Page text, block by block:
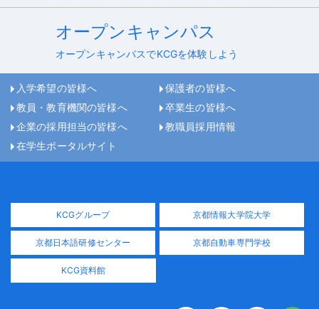
オープンキャンパス
オープンキャンパスでKCGを体験しよう
入学希望の皆様へ
保護者の皆様へ
教員・教育機関の皆様へ
卒業生の皆様へ
企業の採用担当の皆様へ
教職員採用情報
在学生ポータルサイト
KCGグループ 京都情報大学院大学
京都日本語研修センター 京都自動車専門学校
KCG資料館